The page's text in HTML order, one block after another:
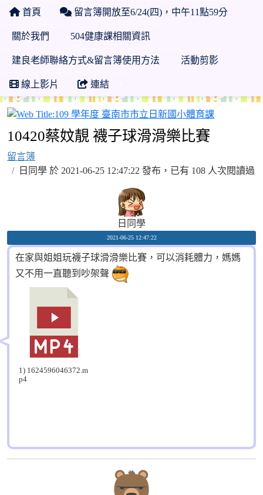
首頁 留言簿開放至6/24(四)，中午11點59分
關於我們 504健康課相關資訊
建良老師聯絡方式&留言簿使用方法 活動剪影
線上影片 連結
109 學年度
10420蔡妏靚 襪子球滑滑樂比賽
留言簿
日同學 於 2021-06-25 12:47:22 發布，已有 108 人次閱讀過
日同學
2021-06-25 12:47:22
在家與姐姐玩襪子球滑滑樂比賽，可以消耗體力，媽媽
又不用一直聽到吵架聲
1) 1624596046372.m
p4